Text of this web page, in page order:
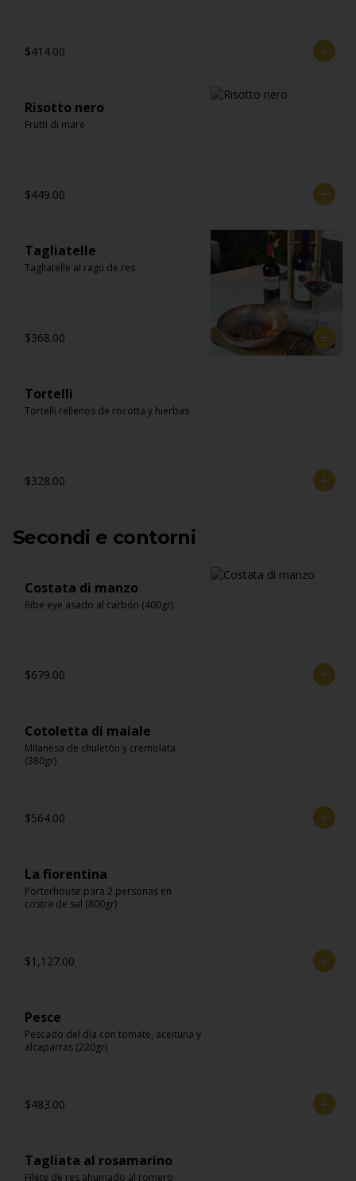
$414.00
Risotto nero
Frutti di mare
$449.00
Tagliatelle
Tagliatelle al ragú de res
$368.00
Tortelli
Tortelli rellenos de rocotta y hierbas
$328.00
Secondi e contorni
Costata di manzo
Ribe eye asado al carbón (400gr)
$679.00
Cotoletta di maiale
Milanesa de chuletón y cremolata
(380gr)
$564.00
La fiorentina
Porterhouse para 2 personas en
costra de sal (800gr)
$1,127.00
Pesce
Pescado del día con tomate, aceituna y
alcaparras (220gr)
$483.00
Tagliata al rosamarino
Filete de res ahumado al romero